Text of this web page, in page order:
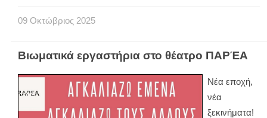
09 Οκτώβριος 2025
Βιωματικά εργαστήρια στο θέατρο ΠΑΡΈΑ
Νέα εποχή,
νέα
ξεκινήματα!